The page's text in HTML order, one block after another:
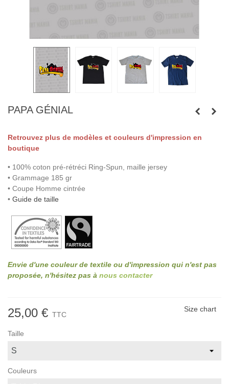
PAPA GÉNIAL
Retrouvez plus de modèles et couleurs d'impression en
boutique
• 100% coton pré-rétréci Ring-Spun, maille jersey
• Grammage 185 gr
• Coupe Homme cintrée
• Guide de taille
Envie d'une couleur de textile ou d'impression qui n'est pas
proposée, n'hésitez pas à nous contacter
25,00 € TTC
Size chart
Taille
Couleurs